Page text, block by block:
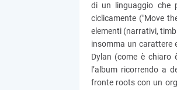
di un linguaggio che
ciclicamente ("Move
elementi (narrativi,
insomma un carattere
Dylan (come è chiaro
l’album ricorrendo a
fronte roots con un